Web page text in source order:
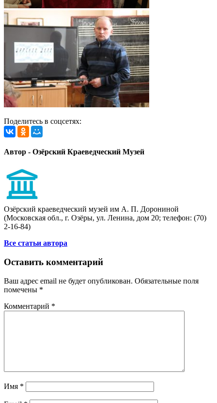
Поделитесь в соцсетях:
Автор - Озёрский Краеведческий Музей
Озёрский краеведческий музей им А. П. Дорониной
(Московская обл., г. Озёры, ул. Ленина, дом 20; телефон: (70)
2-16-84)
Все статьи автора
Оставить комментарий
Ваш адрес email не будет опубликован. Обязательные поля
помечены *
Комментарий *
Имя *